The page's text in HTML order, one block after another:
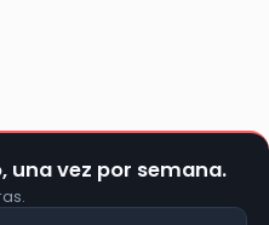
una vez por semana.